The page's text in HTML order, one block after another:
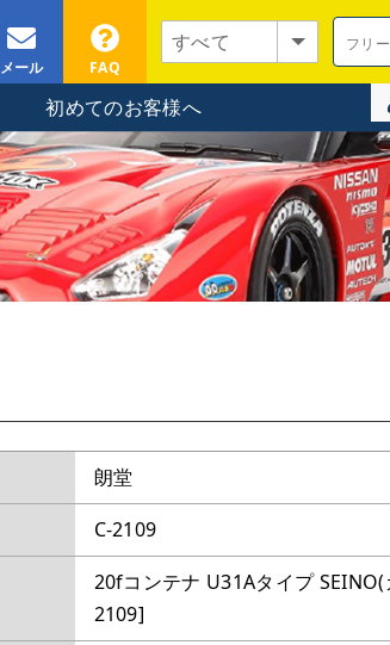
メール FAQ
初めてのお客様へ
朗堂
C-2109
20fコンテナ U31Aタイプ
2109]